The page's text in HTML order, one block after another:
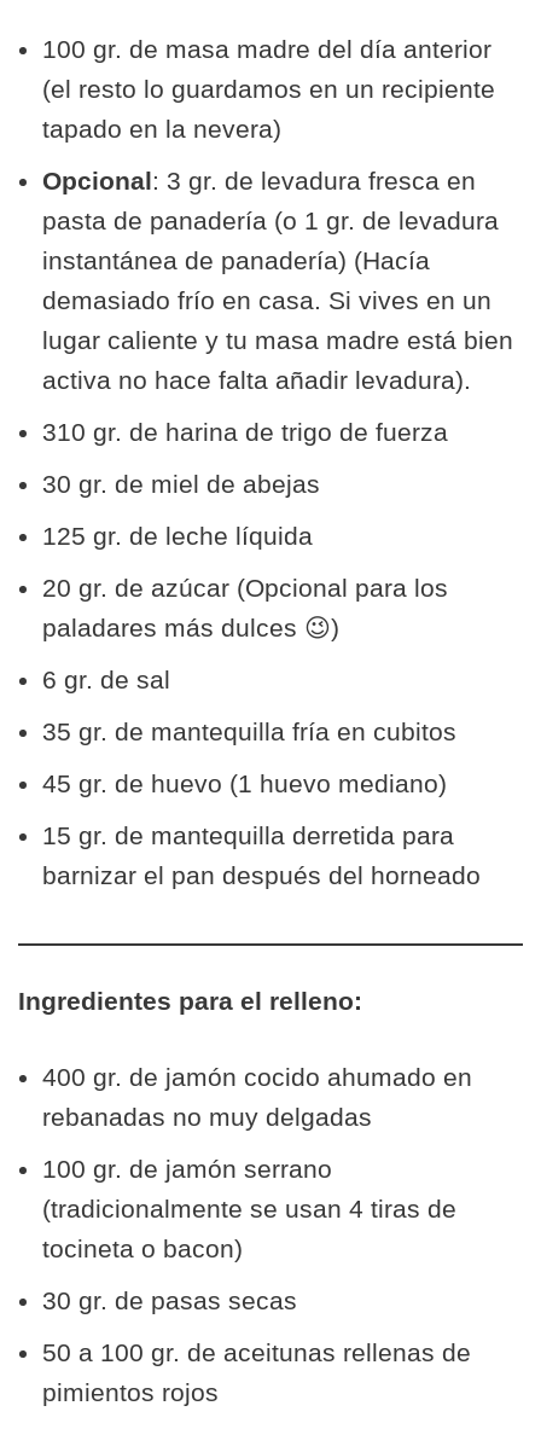
100 gr. de masa madre del día anterior
(el resto lo guardamos en un recipiente
tapado en la nevera)
Opcional: 3 gr. de levadura fresca en
pasta de panadería (o 1 gr. de levadura
instantánea de panadería) (Hacía
demasiado frío en casa. Si vives en un
lugar caliente y tu masa madre está bien
activa no hace falta añadir levadura).
310 gr. de harina de trigo de fuerza
30 gr. de miel de abejas
125 gr. de leche líquida
20 gr. de azúcar (Opcional para los
paladares más dulces 😉)
6 gr. de sal
35 gr. de mantequilla fría en cubitos
45 gr. de huevo (1 huevo mediano)
15 gr. de mantequilla derretida para
barnizar el pan después del horneado
Ingredientes para el relleno:
400 gr. de jamón cocido ahumado en
rebanadas no muy delgadas
100 gr. de jamón serrano
(tradicionalmente se usan 4 tiras de
tocineta o bacon)
30 gr. de pasas secas
50 a 100 gr. de aceitunas rellenas de
pimientos rojos